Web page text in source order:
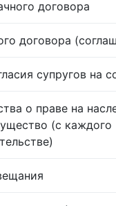
договора
договора
супругов на
о праве на
(с каждого